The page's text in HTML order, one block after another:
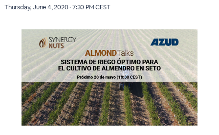
Thursday, June 4, 2020 · 7:30 PM CEST